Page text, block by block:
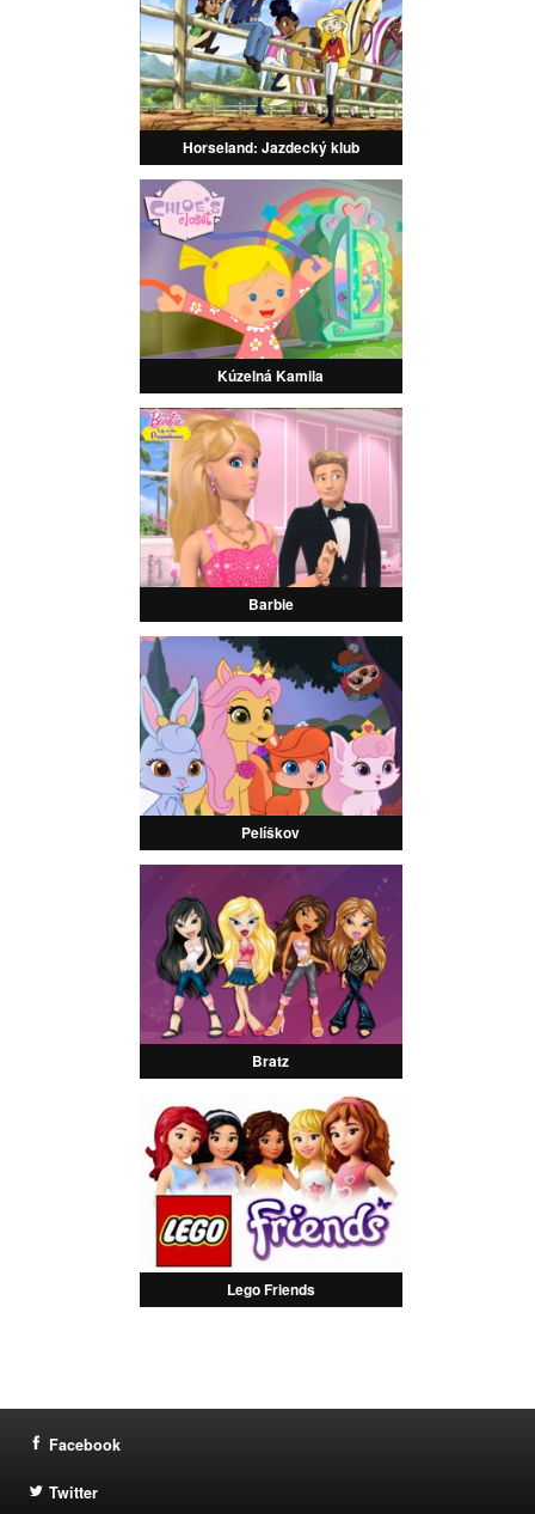
Horseland: Jazdecký klub
Kúzelná Kamila
Barbie
Pelíškov
Bratz
Lego Friends
Facebook
Twitter